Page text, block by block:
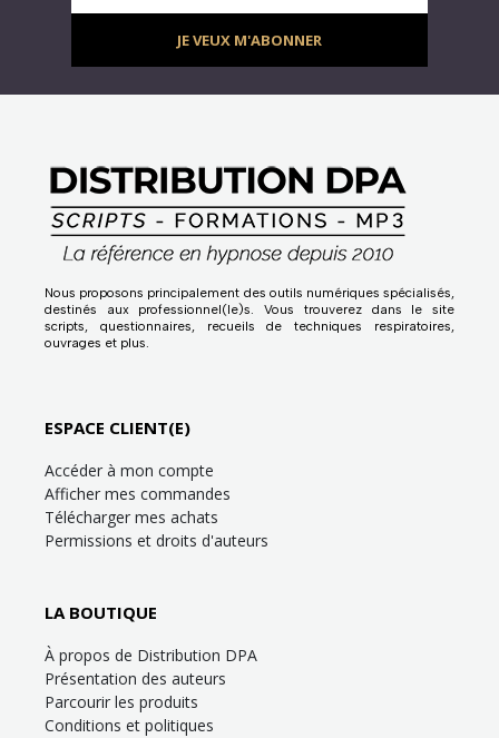
JE VEUX M'ABONNER
Nous proposons principalement des outils numériques spécialisés,
destinés aux professionnel(le)s. Vous trouverez dans le site
scripts, questionnaires, recueils de techniques respiratoires,
ouvrages et plus.
ESPACE CLIENT(E)
Accéder à mon compte
Afficher mes commandes
Télécharger mes achats
Permissions et droits d'auteurs
LA BOUTIQUE
À propos de Distribution DPA
Présentation des auteurs
Parcourir les produits
Conditions et politiques